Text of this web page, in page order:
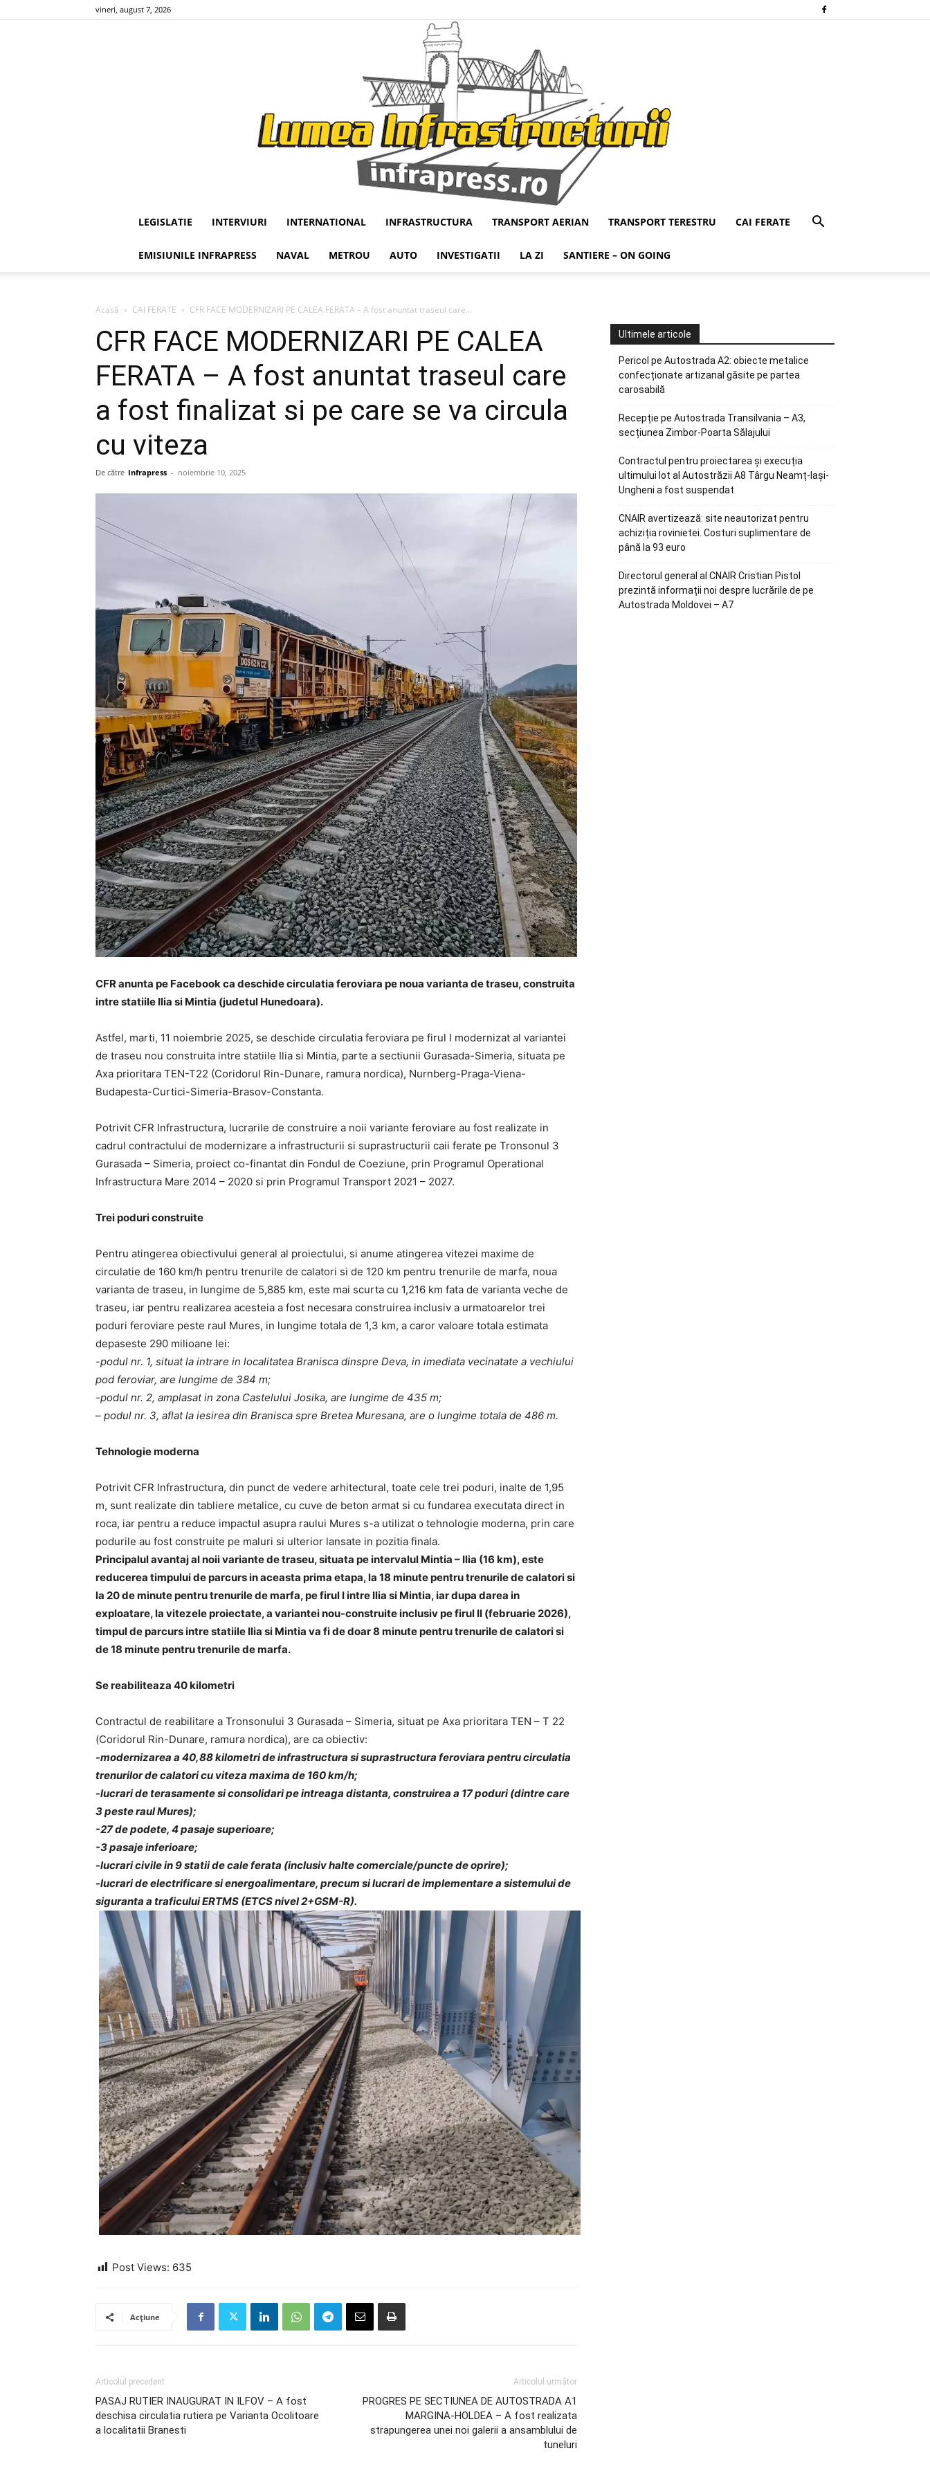
vineri, august 7, 2026
Infrapress
LEGISLATIE INTERVIURI INTERNATIONAL INFRASTRUCTURA TRANSPORT AERIAN TRANSPORT TERESTRU CAI FERATE
EMISIUNILE INFRAPRESS NAVAL METROU AUTO INVESTIGATII LA ZI SANTIERE – ON GOING
Acasă CAI FERATE CFR FACE MODERNIZARI PE CALEA FERATA – A fost anuntat traseul care...
CFR FACE MODERNIZARI PE CALEA
FERATA – A fost anuntat traseul care
a fost finalizat si pe care se va circula
cu viteza
De către Infrapress - noiembrie 10, 2025
CFR anunta pe Facebook ca deschide circulatia feroviara pe noua varianta de traseu, construita
intre statiile Ilia si Mintia (judetul Hunedoara).
Astfel, marti, 11 noiembrie 2025, se deschide circulatia feroviara pe firul I modernizat al variantei
de traseu nou construita intre statiile Ilia si Mintia, parte a sectiunii Gurasada-Simeria, situata pe
Axa prioritara TEN-T22 (Coridorul Rin-Dunare, ramura nordica), Nurnberg-Praga-Viena-
Budapesta-Curtici-Simeria-Brasov-Constanta.
Potrivit CFR Infrastructura, lucrarile de construire a noii variante feroviare au fost realizate in
cadrul contractului de modernizare a infrastructurii si suprastructurii caii ferate pe Tronsonul 3
Gurasada – Simeria, proiect co-finantat din Fondul de Coeziune, prin Programul Operational
Infrastructura Mare 2014 – 2020 si prin Programul Transport 2021 – 2027.
Trei poduri construite
Pentru atingerea obiectivului general al proiectului, si anume atingerea vitezei maxime de
circulatie de 160 km/h pentru trenurile de calatori si de 120 km pentru trenurile de marfa, noua
varianta de traseu, in lungime de 5,885 km, este mai scurta cu 1,216 km fata de varianta veche de
traseu, iar pentru realizarea acesteia a fost necesara construirea inclusiv a urmatoarelor trei
poduri feroviare peste raul Mures, in lungime totala de 1,3 km, a caror valoare totala estimata
depaseste 290 milioane lei:
-podul nr. 1, situat la intrare in localitatea Branisca dinspre Deva, in imediata vecinatate a vechiului
pod feroviar, are lungime de 384 m;
-podul nr. 2, amplasat in zona Castelului Josika, are lungime de 435 m;
– podul nr. 3, aflat la iesirea din Branisca spre Bretea Muresana, are o lungime totala de 486 m.
Tehnologie moderna
Potrivit CFR Infrastructura, din punct de vedere arhitectural, toate cele trei poduri, inalte de 1,95
m, sunt realizate din tabliere metalice, cu cuve de beton armat si cu fundarea executata direct in
roca, iar pentru a reduce impactul asupra raului Mures s-a utilizat o tehnologie moderna, prin care
podurile au fost construite pe maluri si ulterior lansate in pozitia finala.
Principalul avantaj al noii variante de traseu, situata pe intervalul Mintia – Ilia (16 km), este
reducerea timpului de parcurs in aceasta prima etapa, la 18 minute pentru trenurile de calatori si
la 20 de minute pentru trenurile de marfa, pe firul I intre Ilia si Mintia, iar dupa darea in
exploatare, la vitezele proiectate, a variantei nou-construite inclusiv pe firul II (februarie 2026),
timpul de parcurs intre statiile Ilia si Mintia va fi de doar 8 minute pentru trenurile de calatori si
de 18 minute pentru trenurile de marfa.
Se reabiliteaza 40 kilometri
Contractul de reabilitare a Tronsonului 3 Gurasada – Simeria, situat pe Axa prioritara TEN – T 22
(Coridorul Rin-Dunare, ramura nordica), are ca obiectiv:
-modernizarea a 40,88 kilometri de infrastructura si suprastructura feroviara pentru circulatia
trenurilor de calatori cu viteza maxima de 160 km/h;
-lucrari de terasamente si consolidari pe intreaga distanta, construirea a 17 poduri (dintre care
3 peste raul Mures);
-27 de podete, 4 pasaje superioare;
-3 pasaje inferioare;
-lucrari civile in 9 statii de cale ferata (inclusiv halte comerciale/puncte de oprire);
-lucrari de electrificare si energoalimentare, precum si lucrari de implementare a sistemului de
siguranta a traficului ERTMS (ETCS nivel 2+GSM-R).
Post Views: 635
Acțiune
Articolul precedent
PASAJ RUTIER INAUGURAT IN ILFOV – A fost
deschisa circulatia rutiera pe Varianta Ocolitoare
a localitatii Branesti
Articolul următor
PROGRES PE SECTIUNEA DE AUTOSTRADA A1
MARGINA-HOLDEA – A fost realizata
strapungerea unei noi galerii a ansamblului de
tuneluri
Ultimele articole
Pericol pe Autostrada A2: obiecte metalice
confecționate artizanal găsite pe partea
carosabilă
Recepție pe Autostrada Transilvania – A3,
secțiunea Zimbor-Poarta Sălajului
Contractul pentru proiectarea și execuția
ultimului lot al Autostrăzii A8 Târgu Neamț-Iași-
Ungheni a fost suspendat
CNAIR avertizează: site neautorizat pentru
achiziția rovinietei. Costuri suplimentare de
până la 93 euro
Directorul general al CNAIR Cristian Pistol
prezintă informații noi despre lucrările de pe
Autostrada Moldovei – A7